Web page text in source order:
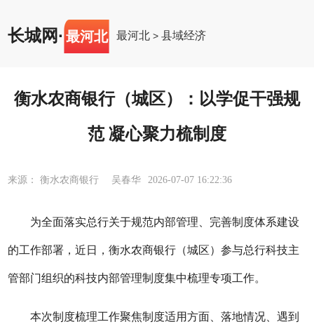
长城网· 最河北 最河北 >县域经济
衡水农商银行（城区）：以学促干强规
范 凝心聚力梳制度
来源： 衡水农商银行 吴春华 2026-07-07 16:22:36
为全面落实总行关于规范内部管理、完善制度体系建设
的工作部署，近日，衡水农商银行（城区）参与总行科技主
管部门组织的科技内部管理制度集中梳理专项工作。
本次制度梳理工作聚焦制度适用方面、落地情况、遇到